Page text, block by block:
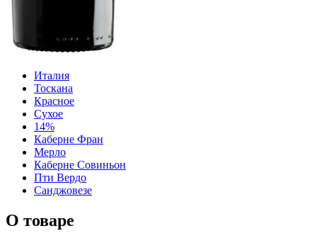
Италия
Тоскана
Красное
Сухое
14%
Каберне Фран
Мерло
Каберне Совиньон
Пти Вердо
Санджовезе
О товаре